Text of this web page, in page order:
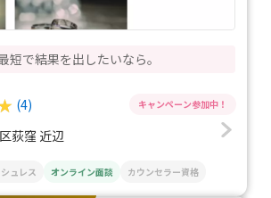
短で結果を出したいなら。
(4)
荻窪 近辺
ュレス オンライン面談 カウンセラー資格